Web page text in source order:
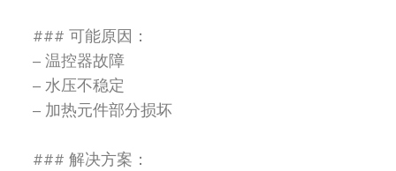
### 可能原因：
– 温控器故障
– 水压不稳定
– 加热元件部分损坏
### 解决方案：